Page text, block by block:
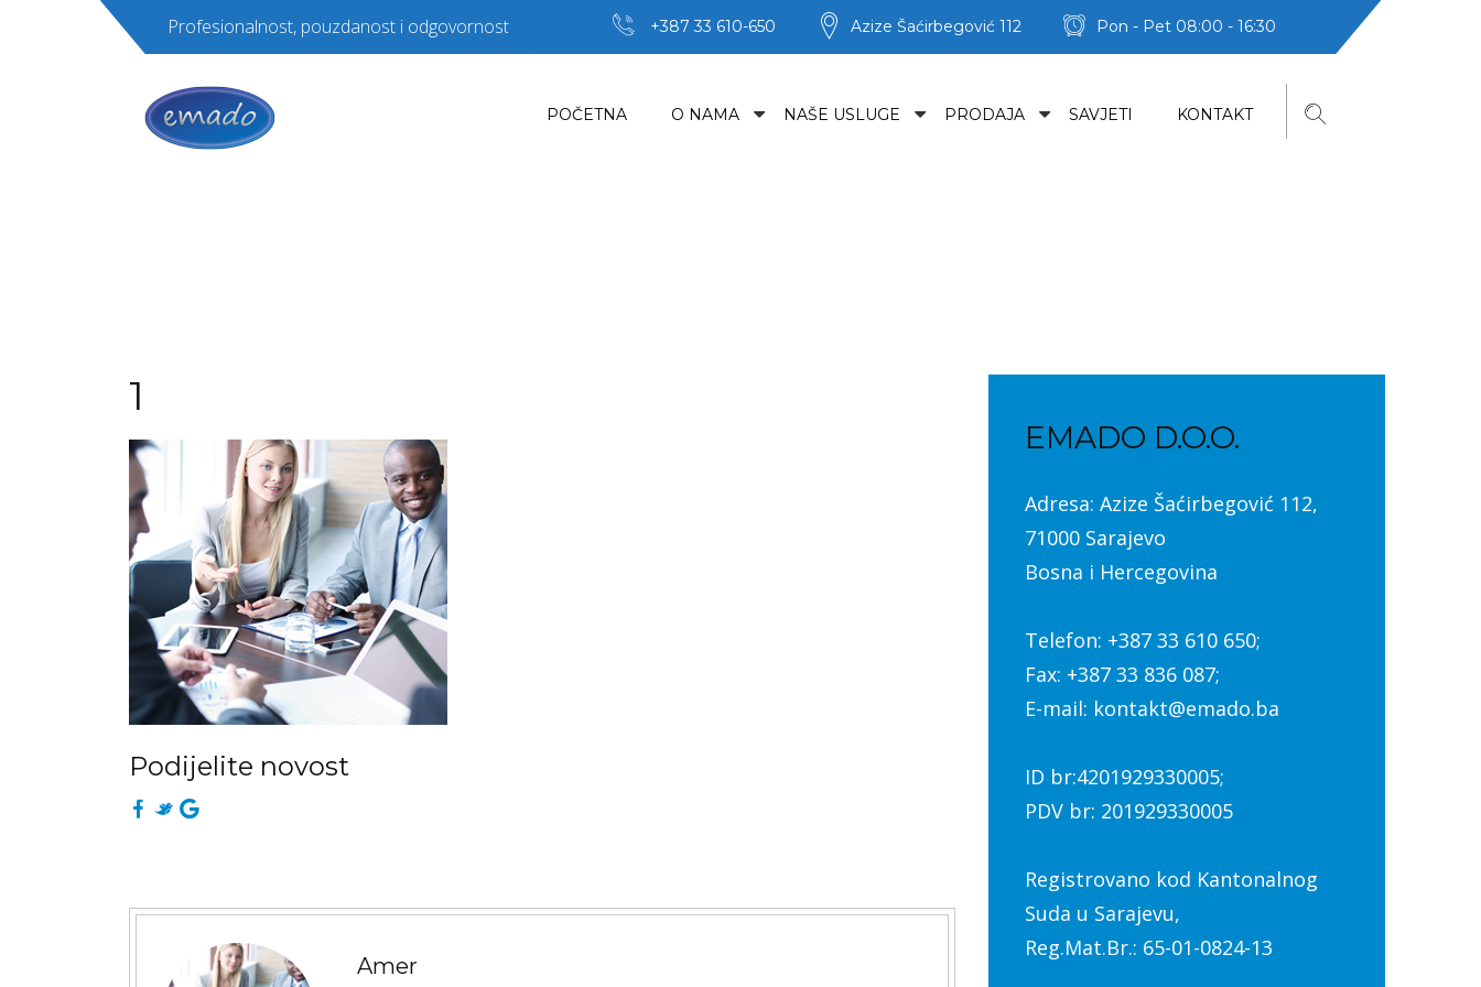
Profesionalnost, pouzdanost i odgovornost +387 33 610-650 Azize Šaćirbegović 112 Pon - Pet 08:00 - 16:30
POČETNA O NAMA NAŠE USLUGE PRODAJA SAVJETI KONTAKT
1
Podijelite novost
Amer
EMADO D.O.O.
Adresa: Azize Šaćirbegović 112,
71000 Sarajevo
Bosna i Hercegovina
Telefon: +387 33 610 650;
Fax: +387 33 836 087;
E-mail: kontakt@emado.ba
ID br:4201929330005;
PDV br: 201929330005
Registrovano kod Kantonalnog
Suda u Sarajevu,
Reg.Mat.Br.: 65-01-0824-13